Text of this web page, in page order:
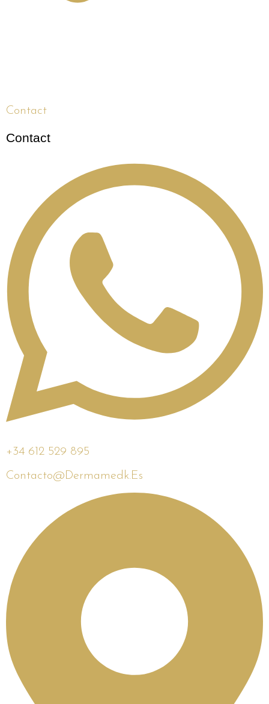
Contact
Contact
+34 612 529 895
Contacto@dermamedk.es